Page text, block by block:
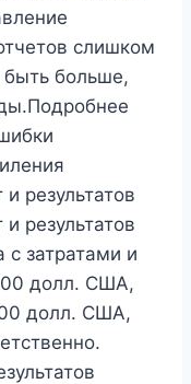
слишком
больше,
результатов
результатов
с затратами и
долл. США,
долл. США,